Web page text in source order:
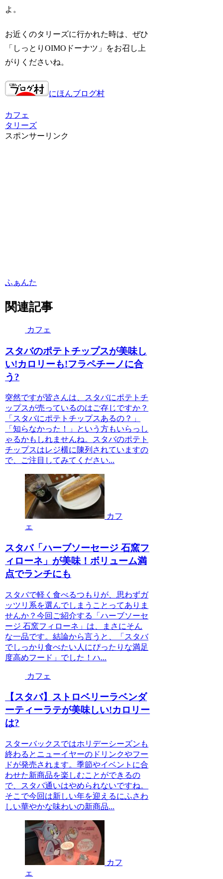
よ。
お近くのタリーズに行かれた時は、ぜひ
「しっとりOIMOドーナツ」をお召し上
がりくださいね。
にほんブログ村
カフェ
タリーズ
スポンサーリンク
ふぁんた
関連記事
カフェ
スタバのポテトチップスが美味し
い!カロリーも!フラペチーノに合
う?
突然ですが皆さんは、スタバにポテトチ
ップスが売っているのはご存じですか？
「スタバにポテトチップスあるの？」
「知らなかった！」という方もいらっし
ゃるかもしれませんね。スタバのポテト
チップスはレジ横に陳列されていますの
で、ご注目してみてください...
カフ
ェ
スタバ「ハーブソーセージ 石窯フ
ィローネ」が美味！ボリューム満
点でランチにも
スタバで軽く食べるつもりが、思わずガ
ッツリ系を選んでしまうことってありま
せんか？今回ご紹介する「ハーブソーセ
ージ 石窯フィローネ」は、まさにそん
な一品です。結論から言うと、「スタバ
でしっかり食べたい人にぴったりな満足
度高めフード」でした！ハ...
カフェ
【スタバ】ストロベリーラベンダ
ーティーラテが美味しい!カロリー
は?
スターバックスではホリデーシーズンも
終わるとニューイヤーのドリンクやフー
ドが発売されます。季節やイベントに合
わせた新商品を楽しむことができるの
で、スタバ通いはやめられないですね。
そこで今回は新しい年を迎えるにふさわ
しい華やかな味わいの新商品...
カフ
ェ